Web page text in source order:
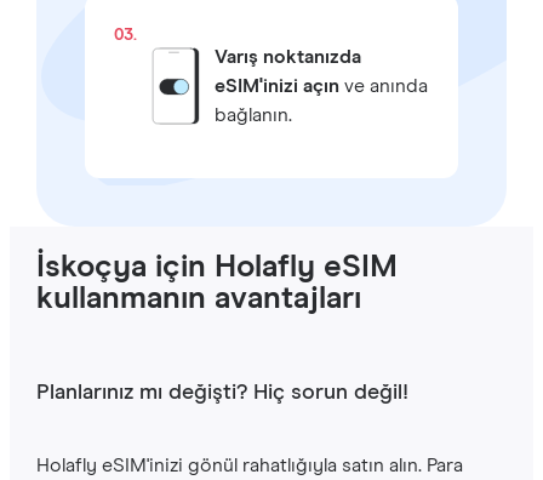
03.
Varış noktanızda
eSIM'inizi açınve anında
bağlanın.
İskoçya için Holafly eSIM
kullanmanın avantajları
Planlarınız mı değişti? Hiç sorun değil!
Holafly eSIM'inizi gönül rahatlığıyla satın alın. Para